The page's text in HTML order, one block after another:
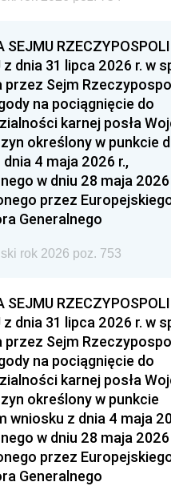
SEJMU
z dnia 31 lipca 2026 r. w
przez Sejm
na pociągnięcie do
karnej posła
określony w punkcie
4 maja 2026 r.,
w dniu 28 maja 2026
przez
Generalnego
rok 2026 poz. 753
SEJMU
z dnia 31 lipca 2026 r. w
przez Sejm
na pociągnięcie do
karnej posła
określony w punkcie
wniosku z dnia 4 maja
w dniu 28 maja 2026
przez
Generalnego